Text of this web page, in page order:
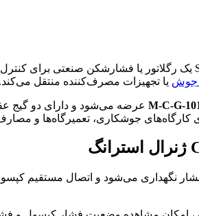
جوش یا تجهیزات مصرف‌کننده منتقل می‌کند.
M-C-G-
کارگاه‌های جوشکاری، تعمیرگاه‌ها و